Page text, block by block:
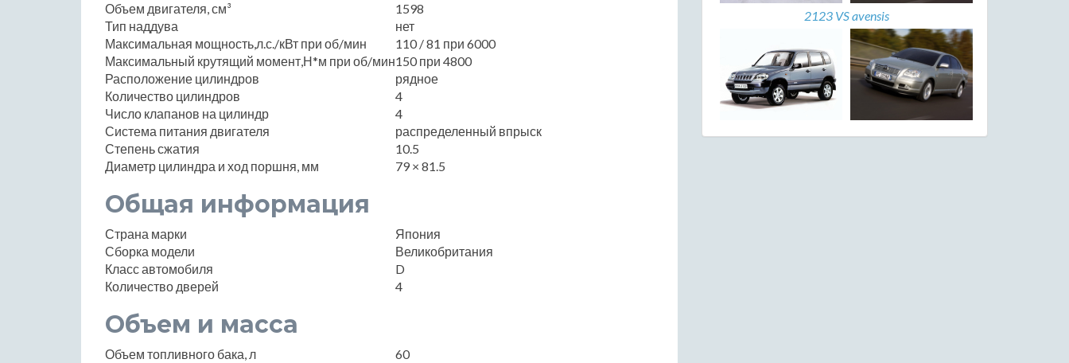
Объем двигателя, см³
1598
Тип наддува
нет
Максимальная мощность,л.с./кВт при об/мин
110 / 81 при 6000
Максимальный крутящий момент,Н*м при об/мин150 при 4800
Расположение цилиндров
рядное
Количество цилиндров
4
Число клапанов на цилиндр
4
Система питания двигателя
распределенный впрыск
Степень сжатия
10.5
Диаметр цилиндра и ход поршня, мм
79 × 81.5
Общая информация
Страна марки
Япония
Сборка модели
Великобритания
Класс автомобиля
D
Количество дверей
4
Объем и масса
Объем топливного бака, л
60
2123 VS avensis